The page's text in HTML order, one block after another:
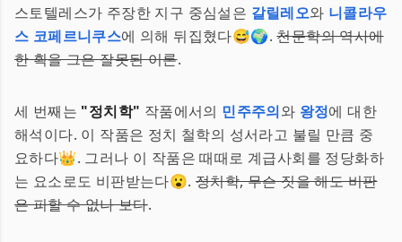
스토텔레스가 주장한 지구 중심설은 갈릴레오와 니콜라우
스 코페르니쿠스에 의해 뒤집혔다😅🌍.천문학의 역사에
한 획을 그은 잘못된 이론.
세 번째는 "정치학" 작품에서의 민주주의와 왕정에 대한
해석이다. 이 작품은 정치 철학의 성서라고 불릴 만큼 중
요하다👑. 그러나 이 작품은 때때로 계급사회를 정당화하
는 요소로도 비판받는다😮. 정치학, 무슨 짓을 해도 비판
은 피할 수 없나 보다.